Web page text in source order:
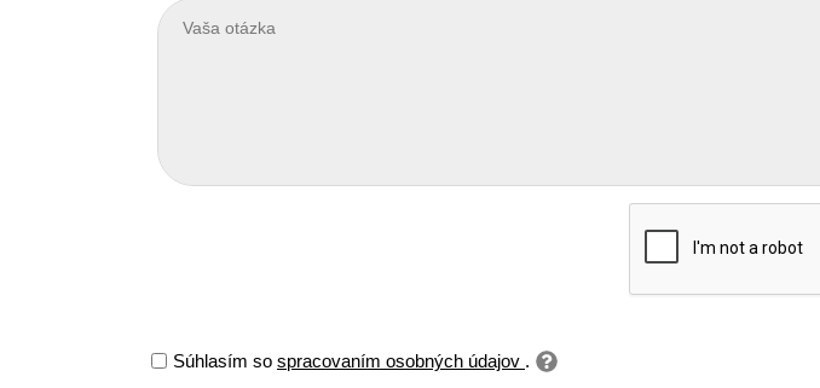
Súhlasím so spracovaním osobných údajov .